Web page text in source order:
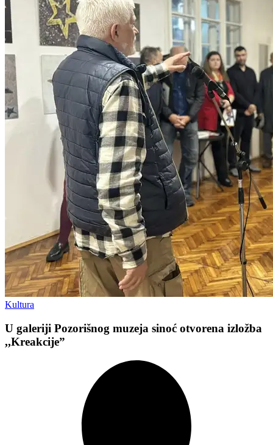
Kultura
U galeriji Pozorišnog muzeja sinoć otvorena izložba
,,Kreakcije”